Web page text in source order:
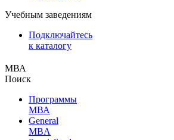
Учебным заведениям
Подключайтесь
к каталогу
МВА
Поиск
Программы
МВА
General
MBA